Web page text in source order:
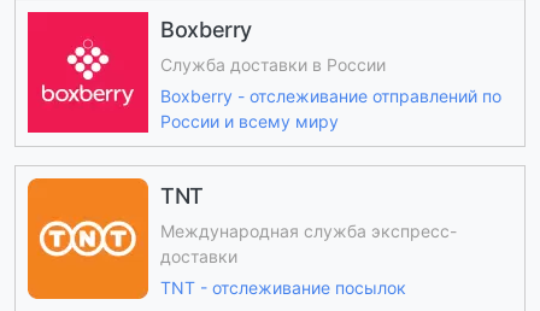
Boxberry
Служба доставки в России
Boxberry - отслеживание отправлений по
России и всему миру
TNT
Международная служба экспресс-
доставки
TNT - отслеживание посылок